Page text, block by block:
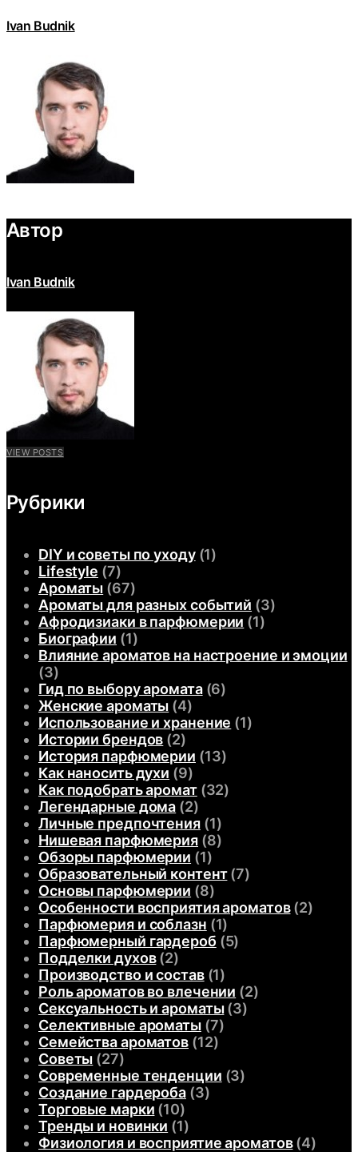
Ivan Budnik
Автор
Ivan Budnik
VIEW POSTS
Рубрики
DIY и советы по уходу(1)
Lifestyle (7)
Ароматы (67)
Ароматы для разных событий (3)
Афродизиаки в парфюмерии (1)
Биографии (1)
Влияние ароматов на настроение и эмоции
(3)
Гид по выбору аромата(6)
Женские ароматы (4)
Использование и хранение (1)
Истории брендов (2)
История парфюмерии (13)
Как наносить духи (9)
Как подобрать аромат(32)
Легендарные дома (2)
Личные предпочтения(1)
Нишевая парфюмерия(8)
Обзоры парфюмерии (1)
Образовательный контент(7)
Основы парфюмерии (8)
Особенности восприятия ароматов(2)
Парфюмерия и соблазн (1)
Парфюмерный гардероб (5)
Подделки духов(2)
Производство и состав(1)
Роль ароматов во влечении (2)
Сексуальность и ароматы(3)
Селективные ароматы(7)
Семейства ароматов(12)
Советы (27)
Современные тенденции (3)
Создание гардероба(3)
Торговые марки (10)
Тренды и новинки (1)
Физиология и восприятие ароматов(4)